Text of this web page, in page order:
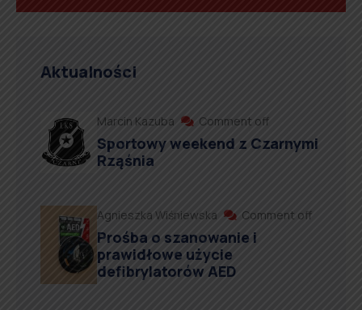
Aktualności
Marcin Kazuba Comment off
Sportowy weekend z Czarnymi
Rząśnia
Agnieszka Wiśniewska Comment off
Prośba o szanowanie i
prawidłowe użycie
defibrylatorów AED